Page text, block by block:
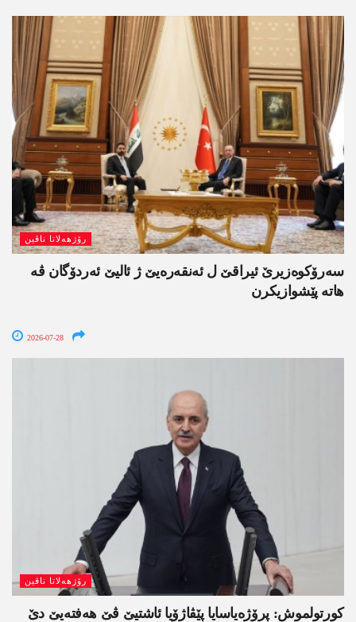
رۆژھەلاتا ناڤین
سەرۆکوەزیرێ ئیراقێ ل ئەنقەرەیێ ژ ئالیێ ئەردۆگان ڤە
ھاتە پێشوازیکرن
2026-07-28
رۆژھەلاتا ناڤین
کورتولموش: پرۆژەیاسایا پێڤاژۆیا ئاشتیێ ڤێ ھەفتەیێ دێ